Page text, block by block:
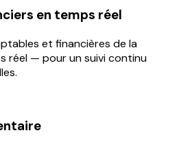
en temps réel
et financières de la
réel — pour un suivi continu